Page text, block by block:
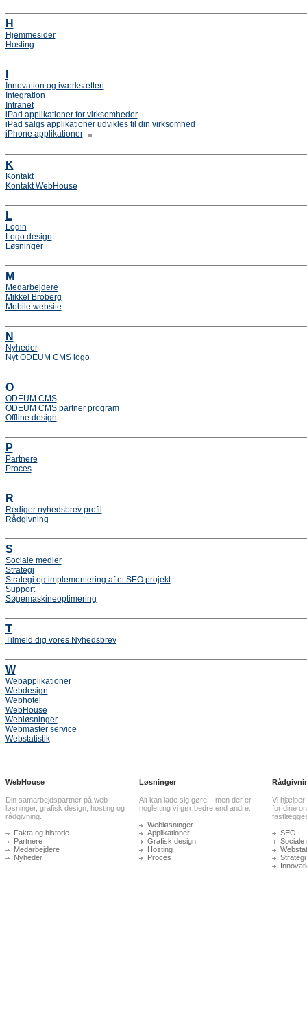
H
Hjemmesider
Hosting
Innovation og iværksætteri
Integration
Intranet
iPad applikationer for virksomheder
iPad salgs applikationer udvikles til din virksomhed
iPhone applikationer
K
Kontakt
Kontakt WebHouse
L
Login
Logo design
Løsninger
M
Medarbejdere
Mikkel Broberg
Mobile website
N
Nyheder
Nyt ODEUM CMS logo
O
ODEUM CMS
ODEUM CMS partner program
Offline design
P
Partnere
Proces
R
Rediger nyhedsbrev profil
Rådgivning
S
Sociale medier
Strategi
Strategi og implementering af et SEO projekt
Support
Søgemaskineoptimering
T
Tilmeld dig vores Nyhedsbrev
W
Webapplikationer
Webdesign
Webhotel
WebHouse
Webløsninger
Webmaster service
Webstatistik
WebHouse
Din samarbejdspartner på web-
løsninger, grafisk design, hosting og
rådgivning.
Fakta og historie
Partnere
Medarbejdere
Nyheder
Løsninger
Alt kan lade sig gøre – men der er
nogle ting vi gør bedre end andre.
Webløsninger
Applikationer
Grafisk design
Hosting
Proces
Vi hjælper
for dine
SEO
Sociale
Strategi